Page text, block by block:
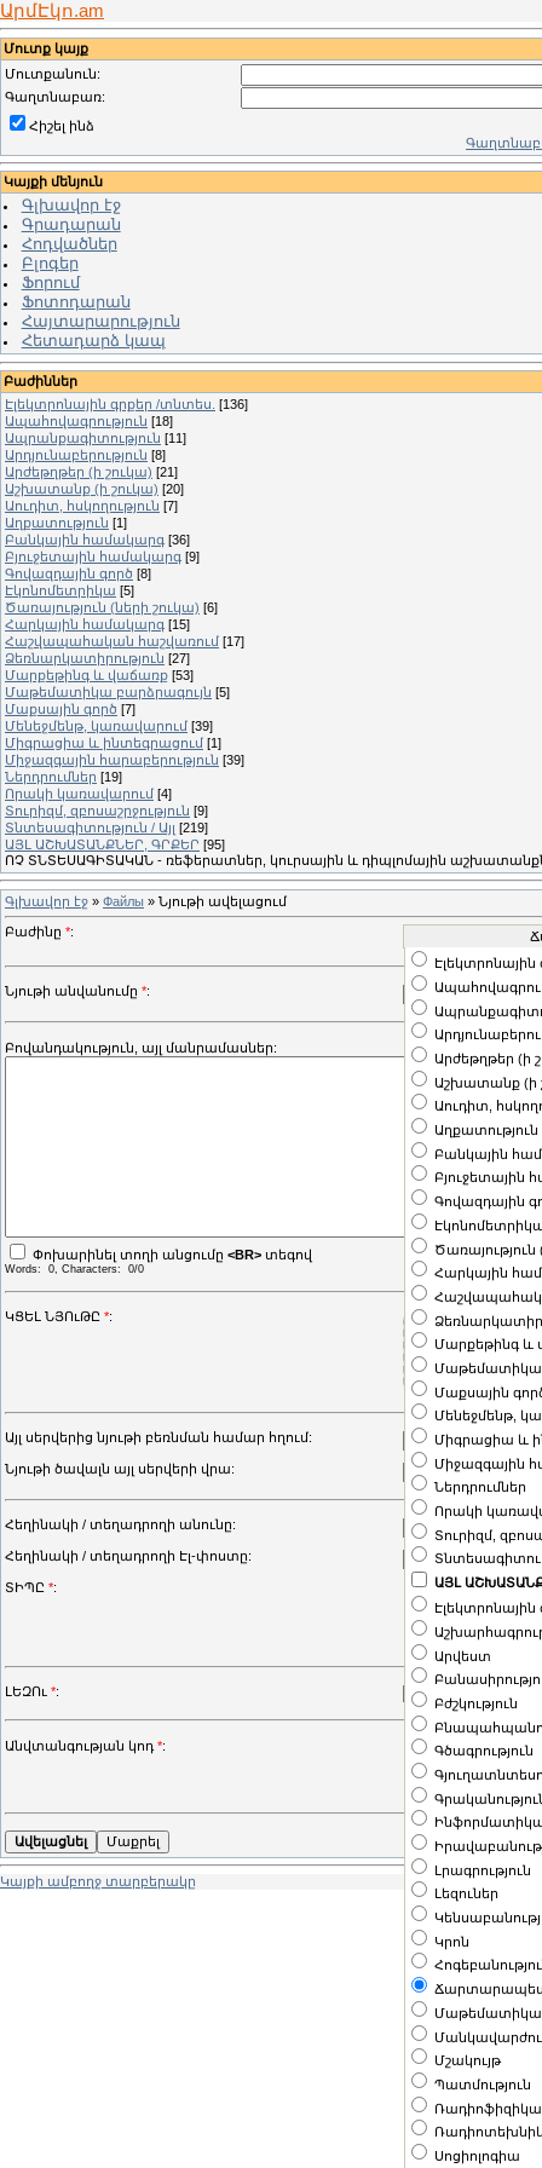
ԱրմԷկո.am
Մուտք կայք
Մուտքանուն:
Գաղտնաբառ:
Հիշել ինձ
Կայքի մենյուն
Գլխավոր էջ
Գրադարան
Հոդվածներ
Բլոգեր
Ֆորում
Ֆոտոդարան
Հայտարարություն
Հետադարձ կապ
Բաժիններ
Էլեկտրոնային գրքեր /տնտես. [136]
Ապահովագրություն [18]
Ապրանքագիտություն [11]
Արդյունաբերություն [8]
Արժեթղթեր (ի շուկա) [21]
Աշխատանք (ի շուկա) [20]
Աուդիտ, հսկողություն [7]
Աղքատություն [1]
Բանկային համակարգ [36]
Բյուջետային համակարգ [9]
Գովազդային գործ [8]
Էկոնոմետրիկա [5]
Ծառայություն (ների շուկա) [6]
Հարկային համակարգ [15]
Հաշվապահական հաշվառում [17]
Ձեռնարկատիրություն [27]
Մարքեթինգ և վաճառք [53]
Մաթեմատիկա բարձրագույն [5]
Մաքսային գործ [7]
Մենեջմենթ, կառավարում [39]
Միգրացիա և ինտեգրացում [1]
Միջազգային հարաբերություն [39]
Ներդրումներ [19]
Որակի կառավարում [4]
Տուրիզմ, զբոսաշրջություն [9]
Տնտեսագիտություն / Այլ [219]
ԱՅԼ ԱՇԽԱՏԱՆՔՆԵՐ, ԳՐՔԵՐ [95]
ՈՉ ՏՆՏԵՍԱԳԻՏԱԿԱՆ - ռեֆերատներ, կուրսային և դիպլոմային
Գլխավոր էջ » Файлы » Նյութի ավելացում
Բաժինը *:
Արժեթղթեր (ի
Աշխատանք (ի
Աուդիտ,
Աղքատություն
Բանկային
Բյուջետային
Գովազդային
Ծառայություն
Հարկային
Մարքեթինգ և
Մաթեմատիկա
Մաքսային
Մենեջմենթ,
Միգրացիա և
Միջազգային
Ներդրումներ
Որակի
Տուրիզմ,
ԱՅԼ
Էլեկտրոնային
Արվեստ
Բժշկություն
Գծագրություն
Լրագրություն
Լեզուներ
Կրոն
Մաթեմատիկա
Մշակույթ
Պատմություն
Ռադիոֆիզիկա
Սոցիոլոգիա
Նյութի անվանումը *:
Բովանդակություն, այլ մանրամասներ:
Փոխարինել տողի անցումը <BR> տեգով
Words: 0 , Characters: 0/0
ԿՑԵԼ ՆՅՈւԹԸ *:
Այլ սերվերից նյութի բեռնման համար հղում:
Նյութի ծավալն այլ սերվերի վրա:
Հեղինակի / տեղադրողի անունը:
Հեղինակի / տեղադրողի Էլ-փոստը:
ՏԻՊԸ *:
Դիպլոմային
PDF նյութ
ԼԵԶՈւ *:
Անվտանգության կոդ *:
Կայքի ամբողջ տարբերակը